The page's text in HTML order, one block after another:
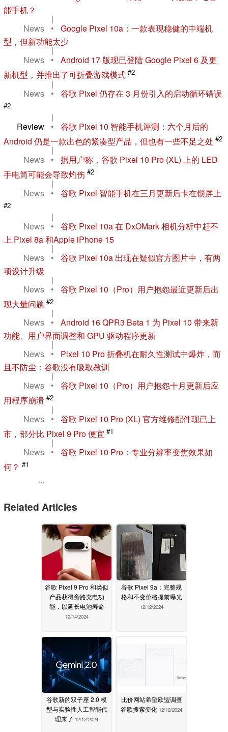
能手机？
|
News
•
Google Pixel 10a：一款表现稳健的中端机
型，但新功能太少
|
News
•
Android 17 版现已登陆 Google Pixel 6 及更
新机型，并推出了可折叠游戏模式 #2
|
News
• 谷歌 Pixel 仍存在 3 月份引入的启动循环错误
#2
|
Review
•
谷歌 Pixel 10 智能手机评测：六个月后的
Android 仍是一款出色的紧凑型产品，但也有一些不足之处 #2
|
News
•
据用户称，谷歌 Pixel 10 Pro (XL) 上的 LED
手电筒可能会导致灼伤 #2
|
News
• 谷歌 Pixel 智能手机在三月更新后卡在锁屏上
#2
|
News
•
谷歌 Pixel 10a 在 DxOMark 相机分析中赶不
上 Pixel 8a 和Apple iPhone 15
|
News
•
谷歌 Pixel 10a 出现在疑似官方图片中，有两
项设计升级
|
News
•
谷歌 Pixel 10（Pro）用户抱怨最近更新后出
现大量问题 #2
|
News
•
Android 16 QPR3 Beta 1 为 Pixel 10 带来新
功能、用户界面调整和 GPU 驱动程序更新
|
News
•
Pixel 10 Pro 折叠机在耐久性测试中爆炸，而
且不防尘：谷歌没有吸取教训
|
News
•
谷歌 Pixel 10（Pro）用户抱怨十月更新后应
用程序崩溃 #2
|
News
•
谷歌 Pixel 10 Pro (XL) 官方维修配件现已上
市，部分比 Pixel 9 Pro 便宜 #1
|
News
•
谷歌 Pixel 10 Pro：专业分辨率变焦效果如
何？ #1
...
Related Articles
谷歌 Pixel 9 Pro 和类似
产品获得旁路充电功
能，以延长电池寿命
12/14/2024
谷歌 Pixel 9a：完整规
格和不变价格提前曝光
12/12/2024
谷歌新的双子座 2.0 模
型与实验性人工智能代
理来了 12/12/2024
比价网站希望欧盟调查
谷歌搜索变化 12/12/2024